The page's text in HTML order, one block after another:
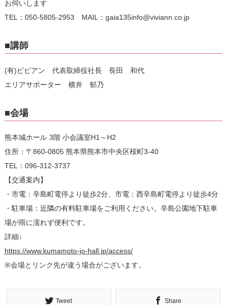
お伺いします
TEL：050-5805-2953 MAIL：gaia135info@viviann.co.jp
■講師
(有)ビビアン 代表取締役社長 長田 和代
エリアサポーター 横井 郁乃
■会場
熊本城ホール 3階 小会議室H1～H2
住所：〒860-0805 熊本県熊本市中央区桜町3-40
TEL：096-312-3737
【交通案内】
・市電：辛島町電停より徒歩2分、市電：西辛島町電停より徒歩4分
・駐車場：近隣の有料駐車場をご利用ください。辛島公園地下駐車
場が雨に濡れず便利です。
詳細↓
https://www.kumamoto-jo-hall.jp/access/
※会場とリンク先が違う場合がございます。
Tweet Share